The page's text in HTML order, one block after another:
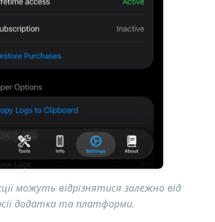
можуть відрізнятися залежно від
додатка та платформи.